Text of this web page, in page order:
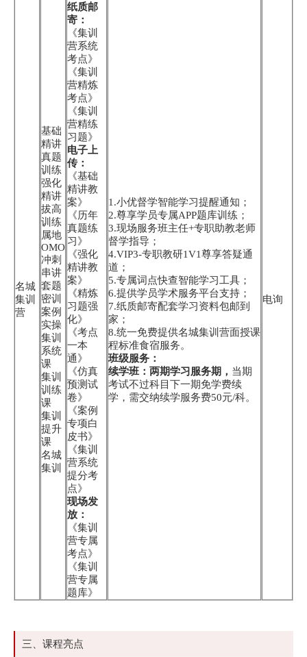
名城
集训
营
基础
精讲
真题
训练
强化
精讲
拔高
训练
属地
OMO
冲刺
串讲
套题
密训
案例
实操
集训
系统
课
集训
训练
课
集训
提升
课
名城
集训
纸质邮
寄：
《集训
营系统
考点》
《集训
营精炼
考点》
《集训
营精练
习题》
电子上
传：
《基础
精讲教
案》
《历年
真题练
习》
《强化
精讲教
案》
《精炼
习题强
化》
《考点
一本
通》
《仿真
预测试
卷》
《案例
专项白
皮书》
《集训
营系统
提分考
点》
现场发
放：
《集训
营专属
考点》
《集训
营专属
题库》
1.小优督学智能学习提醒通知；
2.尊享学员专属APP题库训练；
3.现场服务班主任+专职助教老师
督学指导；
4.VIP3-专职教研1V1尊享答疑通
道；
5.专属词点快查智能学习工具；
6.提供学员学术服务平台支持；
7.纸质邮寄配套学习资料包邮到
家；
8.统一免费提供名城集训营面授课
程标准食宿服务。
班级服务：
续学班：两期学习服务期， 当期
考试不过科目下一期免学费续
学，需交纳续学服务费50元/科。
电询
三、课程亮点